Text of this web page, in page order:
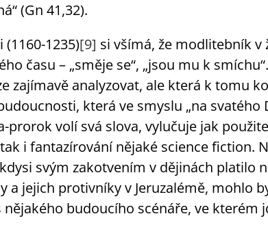
(Gn 41,32).
(1160-1235)[9] si všímá, že modlitebník v
času – „směje se“, „jsou mu k
zajímavě analyzovat, ale která k tomu
která ve smyslu „na svatého
prorok volí svá slova, vylučuje jak
i fantazírování nějaké science fiction.
svým zakotvením v dějinách platilo
a jejich protivníky v Jeruzalémě, mohlo
budoucího scénáře, ve kterém